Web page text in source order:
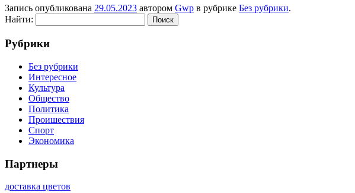
Запись опубликована 29.05.2023 автором Gwp в рубрике Без рубрики.
Найти:
Рубрики
Без рубрики
Интересное
Культура
Общество
Политика
Проишествия
Спорт
Экономика
Партнеры
доставка цветов